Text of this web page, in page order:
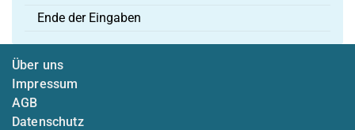
Ende der Eingaben
Über uns
Impressum
AGB
Datenschutz